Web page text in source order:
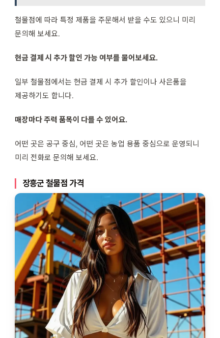
철물점에 따라 특정 제품을 주문해서 받을 수도 있으니 미리
문의해 보세요.
현금 결제 시 추가 할인 가능 여부를 물어보세요.
일부 철물점에서는 현금 결제 시 추가 할인이나 사은품을
제공하기도 합니다.
매장마다 주력 품목이 다를 수 있어요.
어떤 곳은 공구 중심, 어떤 곳은 농업 용품 중심으로 운영되니
미리 전화로 문의해 보세요.
장흥군 철물점 가격